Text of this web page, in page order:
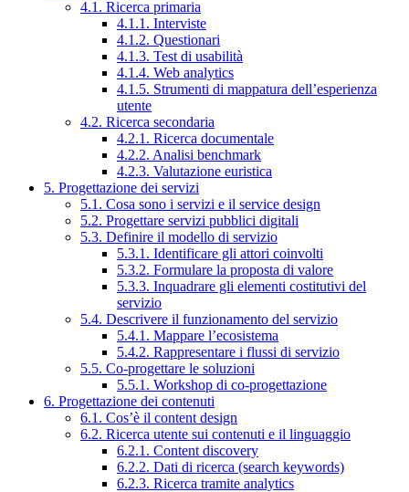
4.1. Ricerca primaria
4.1.1. Interviste
4.1.2. Questionari
4.1.3. Test di usabilità
4.1.4. Web analytics
4.1.5. Strumenti di mappatura dell’esperienza
utente
4.2. Ricerca secondaria
4.2.1. Ricerca documentale
4.2.2. Analisi benchmark
4.2.3. Valutazione euristica
5. Progettazione dei servizi
5.1. Cosa sono i servizi e il service design
5.2. Progettare servizi pubblici digitali
5.3. Definire il modello di servizio
5.3.1. Identificare gli attori coinvolti
5.3.2. Formulare la proposta di valore
5.3.3. Inquadrare gli elementi costitutivi del
servizio
5.4. Descrivere il funzionamento del servizio
5.4.1. Mappare l’ecosistema
5.4.2. Rappresentare i flussi di servizio
5.5. Co-progettare le soluzioni
5.5.1. Workshop di co-progettazione
6. Progettazione dei contenuti
6.1. Cos’è il content design
6.2. Ricerca utente sui contenuti e il linguaggio
6.2.1. Content discovery
6.2.2. Dati di ricerca (search keywords)
6.2.3. Ricerca tramite analytics